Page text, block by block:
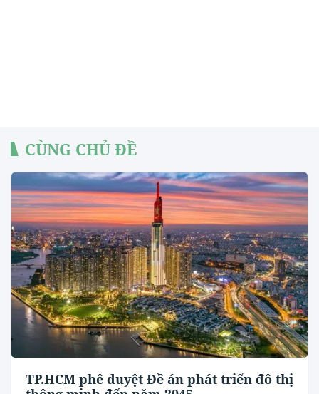
CÙNG CHỦ ĐỀ
TP.HCM phê duyệt Đề án phát triển đô thị